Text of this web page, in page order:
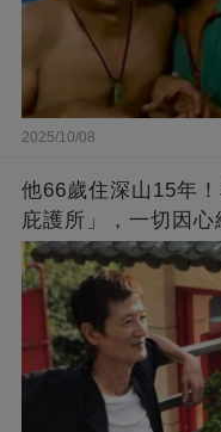
2025/10/08
他66歲住深山15年
庇護所」，一切因心